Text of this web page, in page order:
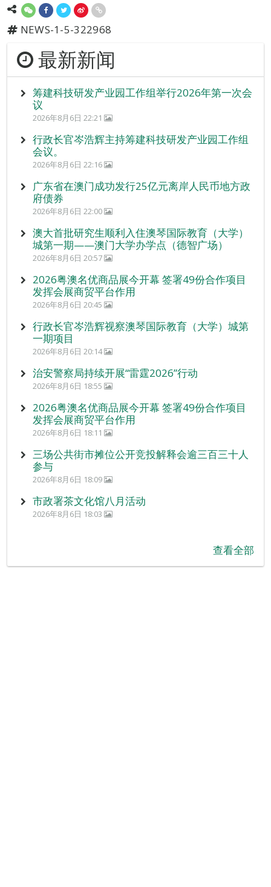
NEWS-1-5-322968
最新新闻
筹建科技研发产业园工作组举行2026年第一次会
议
2026年8月6日 22:21
行政长官岑浩辉主持筹建科技研发产业园工作组
会议。
2026年8月6日 22:16
广东省在澳门成功发行25亿元离岸人民币地方政
府债券
2026年8月6日 22:00
澳大首批研究生顺利入住澳琴国际教育（大学）
城第一期——澳门大学办学点（德智广场）
2026年8月6日 20:57
2026粤澳名优商品展今开幕 签署49份合作项目
发挥会展商贸平台作用
2026年8月6日 20:45
行政长官岑浩辉视察澳琴国际教育（大学）城第
一期项目
2026年8月6日 20:14
治安警察局持续开展“雷霆2026”行动
2026年8月6日 18:55
2026粤澳名优商品展今开幕 签署49份合作项目
发挥会展商贸平台作用
2026年8月6日 18:11
三场公共街市摊位公开竞投解释会逾三百三十人
参与
2026年8月6日 18:09
市政署茶文化馆八月活动
2026年8月6日 18:03
查看全部